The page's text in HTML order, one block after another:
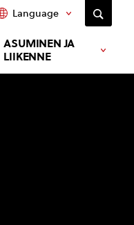
ASUMINEN JA
LIIKENNE
Language